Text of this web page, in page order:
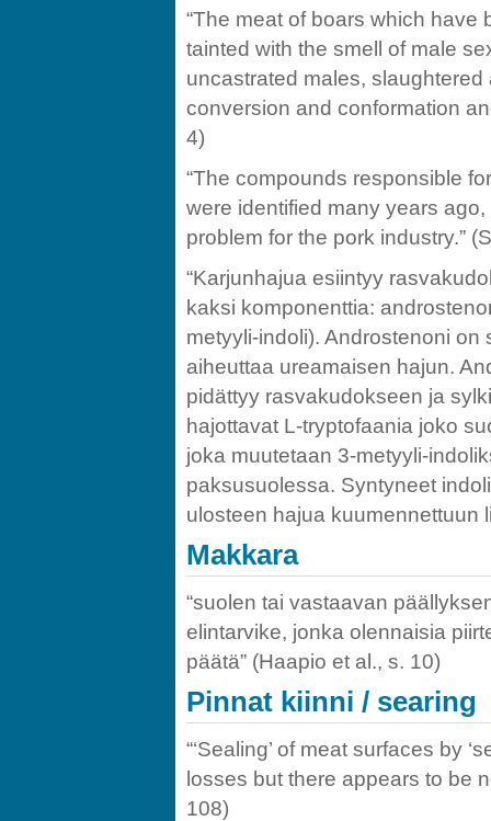
“The meat of boars which
tainted with the smell of male
uncastrated males,
conversion and conformation
4)
“The compounds responsible
were identified many years
problem for the pork industry.”
“Karjunhajua esiintyy
kaksi komponenttia:
metyyli-indoli). Androstenoni
aiheuttaa ureamaisen hajun.
pidättyy rasvakudokseen ja
hajottavat L-tryptofaania joko
joka muutetaan 3-metyyli-
paksusuolessa. Syntyneet
ulosteen hajua kuumennettuun
Makkara
“suolen tai vastaavan
elintarvike, jonka olennaisia
päätä” (Haapio et al., s. 10)
Pinnat kiinni / searing
“‘Sealing’ of meat surfaces by
losses but there appears to be
108)